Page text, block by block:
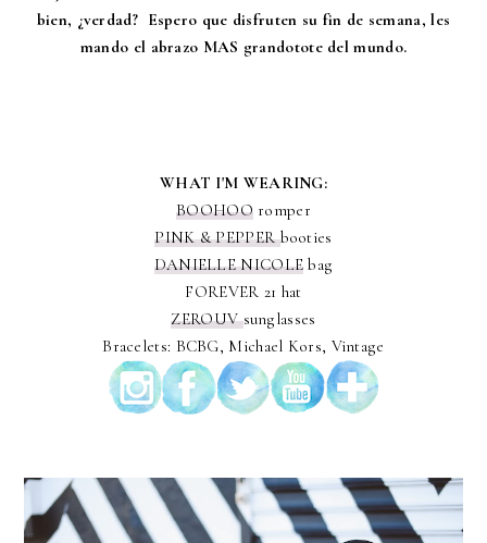
bien, ¿verdad? Espero que disfruten su fin de semana, les
mando el abrazo MAS grandotote del mundo.
WHAT I'M WEARING:
BOOHOOromper
PINK & PEPPERbooties
DANIELLE NICOLE bag
FOREVER 21 hat
ZEROUVsunglasses
Bracelets: BCBG, Michael Kors, Vintage